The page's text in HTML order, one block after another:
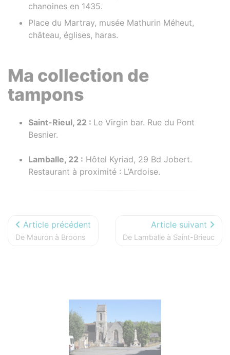
chanoines en 1435.
Place du Martray, musée Mathurin Méheut,
château, églises, haras.
Ma collection de
tampons
Saint-Rieul, 22 : Le Virgin bar. Rue du Pont
Besnier.
Lamballe, 22 : Hôtel Kyriad, 29 Bd Jobert.
Restaurant à proximité : L’Ardoise.
Article précédent
De Mauron à Broons
Article suivant
De Lamballe à Saint-Brieuc